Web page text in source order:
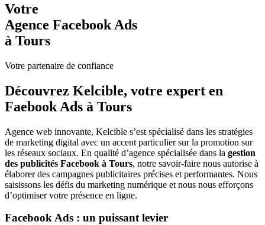
Votre
Agence Facebook Ads
à Tours
Votre partenaire de confiance
Découvrez Kelcible, votre expert en
Faebook Ads à Tours
Agence web innovante, Kelcible s’est spécialisé dans les stratégies
de marketing digital avec un accent particulier sur la promotion sur
les réseaux sociaux. En qualité d’agence spécialisée dans la gestion
des publicités Facebook à Tours, notre savoir-faire nous autorise à
élaborer des campagnes publicitaires précises et performantes. Nous
saisissons les défis du marketing numérique et nous nous efforçons
d’optimiser votre présence en ligne.
Facebook Ads : un puissant levier